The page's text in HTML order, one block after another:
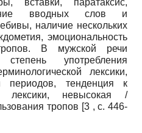
вставки, паратаксис,
вводных слов и
наличие нескольких
эмоциональность
В мужской речи
употребления
лексики,
периодов, тенденция к
лексики, невысокая /
тропов [3 , c. 446-